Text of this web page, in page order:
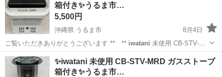
箱付き✨うるま市…
5,500円
沖縄県 うるま市
8月4日
ご覧いただきありがとうございます ** ** iwatani 未使用 CB-STV-
DKD ガスストーブ 箱付き ご覧になりたい方、 ご来店お待ちしており
ます(^^)/ ...
沖縄 うるま市 DKD
✨iwatani 未使用 CB-STV-MRD ガスストーブ
箱付き✨うるま市…